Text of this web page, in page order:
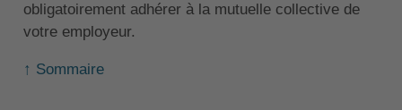
obligatoirement adhérer à la mutuelle collective de
votre employeur.
↑ Sommaire